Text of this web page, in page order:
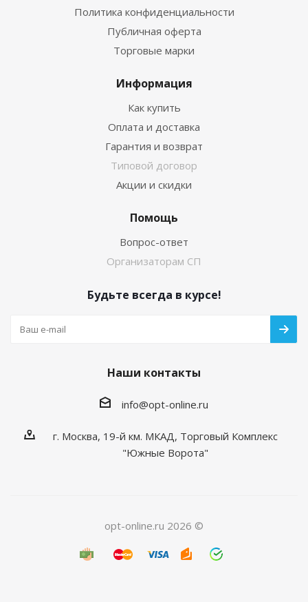
Политика конфиденциальности
Публичная оферта
Торговые марки
Информация
Как купить
Оплата и доставка
Гарантия и возврат
Типовой договор
Акции и скидки
Помощь
Вопрос-ответ
Организаторам СП
Будьте всегда в курсе!
Наши контакты
info@opt-online.ru
г. Москва, 19-й км. МКАД, Торговый Комплекс
"Южные Ворота"
opt-online.ru 2026 ©